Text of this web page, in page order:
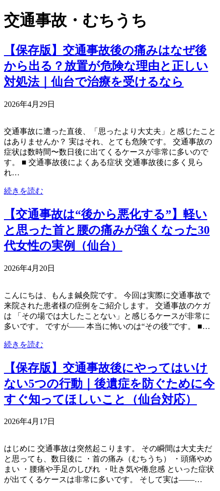
交通事故・むちうち
【保存版】交通事故後の痛みはなぜ後
から出る？放置が危険な理由と正しい
対処法｜仙台で治療を受けるなら
2026年4月29日
交通事故に遭った直後、「思ったより大丈夫」と感じたこと
はありませんか？ 実はそれ、とても危険です。 交通事故の
症状は数時間〜数日後に出てくるケースが非常に多いので
す。 ■ 交通事故後によくある症状 交通事故後に多く見ら
れ…
続きを読む
【交通事故は“後から悪化する”】軽い
と思った首と腰の痛みが強くなった30
代女性の実例（仙台）
2026年4月20日
こんにちは、もんま鍼灸院です。 今回は実際に交通事故で
来院された患者様の症例をご紹介します。 交通事故のケガ
は 「その場では大したことない」と感じるケースが非常に
多いです。 ですが―― 本当に怖いのは“その後”です。 ■…
続きを読む
【保存版】交通事故後にやってはいけ
ない5つの行動｜後遺症を防ぐために今
すぐ知ってほしいこと（仙台対応）
2026年4月17日
はじめに 交通事故は突然起こります。 その瞬間は大丈夫だ
と思っても、数日後に ・首の痛み（むちうち） ・頭痛やめ
まい ・腰痛や手足のしびれ ・吐き気や倦怠感 といった症状
が出てくるケースは非常に多いです。 そして実は――…